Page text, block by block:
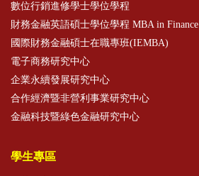
數位行銷進修學士學位學程
財務金融英語碩士學位學程 MBA in Finance
國際財務金融碩士在職專班(IEMBA)
電子商務研究中心
企業永續發展研究中心
合作經濟暨非營利事業研究中心
金融科技暨綠色金融研究中心
學生專區